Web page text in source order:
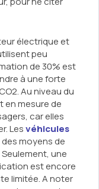
électrique et
peu
de 30% est
à une forte
Au niveau du
en mesure de
car elles
Lesvéhicules
moyens de
une
est encore
limitée. A noter